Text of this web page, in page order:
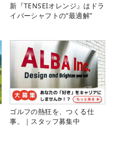
新『TENSEIオレンジ』はドラ
イバーシャフトの“最適解”
ゴルフの熱狂を、つくる仕
事。｜スタッフ募集中